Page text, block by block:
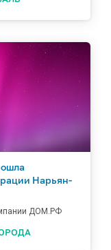
Нарьян-
ДОМ.РФ